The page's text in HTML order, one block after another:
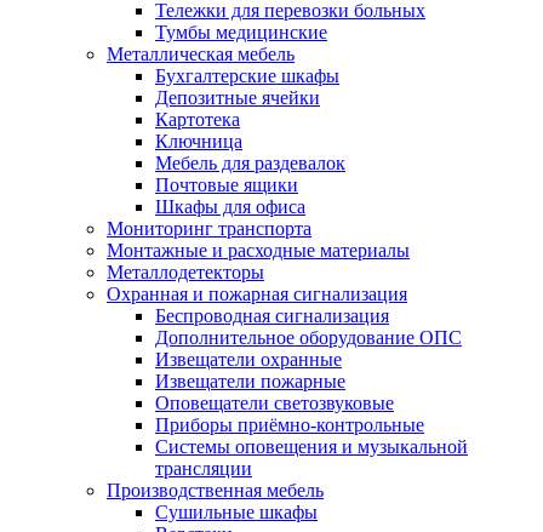
Тележки для перевозки больных
Тумбы медицинские
Металлическая мебель
Бухгалтерские шкафы
Депозитные ячейки
Картотека
Ключница
Мебель для раздевалок
Почтовые ящики
Шкафы для офиса
Мониторинг транспорта
Монтажные и расходные материалы
Металлодетекторы
Охранная и пожарная сигнализация
Беспроводная сигнализация
Дополнительное оборудование ОПС
Извещатели охранные
Извещатели пожарные
Оповещатели светозвуковые
Приборы приёмно-контрольные
Системы оповещения и музыкальной
трансляции
Производственная мебель
Cушильные шкафы